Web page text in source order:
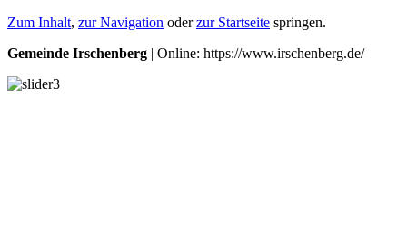
Zum Inhalt, zur Navigation oderzur Startseite springen.
Gemeinde Irschenberg | Online: https://www.irschenberg.de/